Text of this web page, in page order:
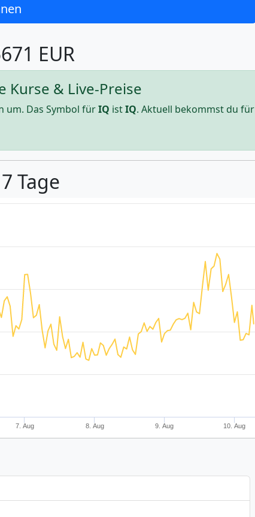
EUR
Kurse & Live-Preise
um. Das Symbol fürIQ istIQ. Aktuell bekommst du für
Tage
7. Aug 8. Aug 9. Aug 10. Aug